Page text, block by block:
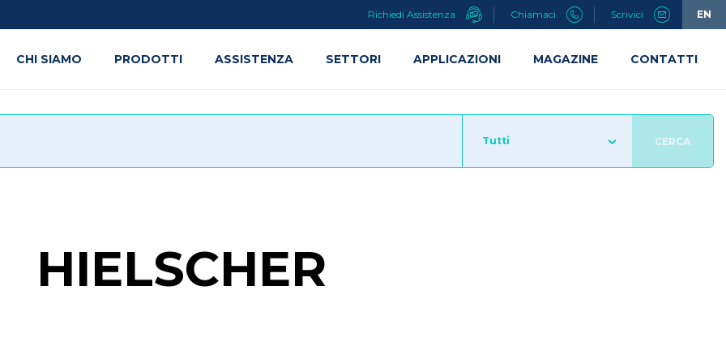
Tutti CERCA
HIELSCHER
Richiedi Assistenza Chiamaci Scrivici EN
CHI SIAMO PRODOTTI ASSISTENZA SETTORI APPLICAZIONI MAGAZINE CONTATTI